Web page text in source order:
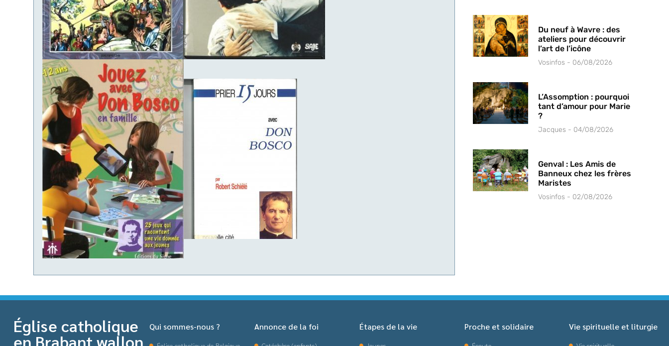
Du neuf à Wavre : des
ateliers pour découvrir
l’art de l’icône
Vosinfos 06/08/2026
L’Assomption : pourquoi
tant d’amour pour Marie
?
Jacques 04/08/2026
Genval : Les Amis de
Banneux chez les frères
Maristes
Vosinfos 02/08/2026
Église catholique
en Brabant wallon
Qui sommes-nous ? Annonce de la foi Étapes de la vie Proche et solidaire Vie spirituelle et liturgie